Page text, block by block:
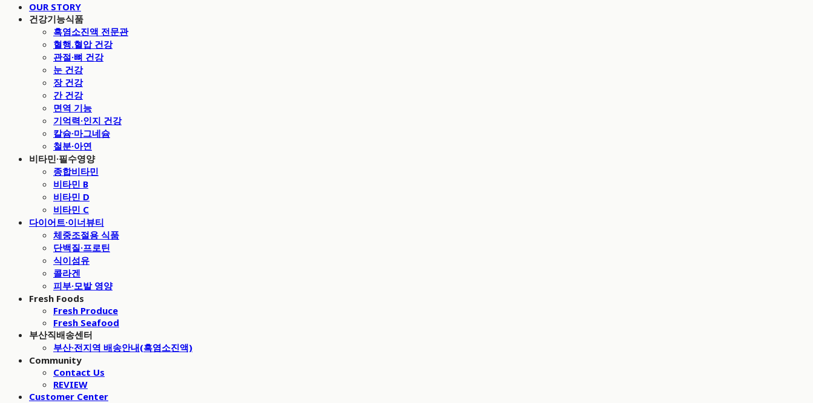
OUR STORY
건강기능식품
흑염소진액 전문관
혈행.혈압 건강
관절·뼈 건강
눈 건강
장 건강
간 건강
면역 기능
기억력·인지 건강
칼슘·마그네슘
철분·아연
비타민·필수영양
종합비타민
비타민 B
비타민 D
비타민 C
다이어트·이너뷰티
체중조절용 식품
단백질·프로틴
식이섬유
콜라겐
피부·모발 영양
Fresh Foods
Fresh Produce
Fresh Seafood
부산직배송센터
부산·전지역 배송안내(흑염소진액)
Community
Contact Us
REVIEW
Customer Center